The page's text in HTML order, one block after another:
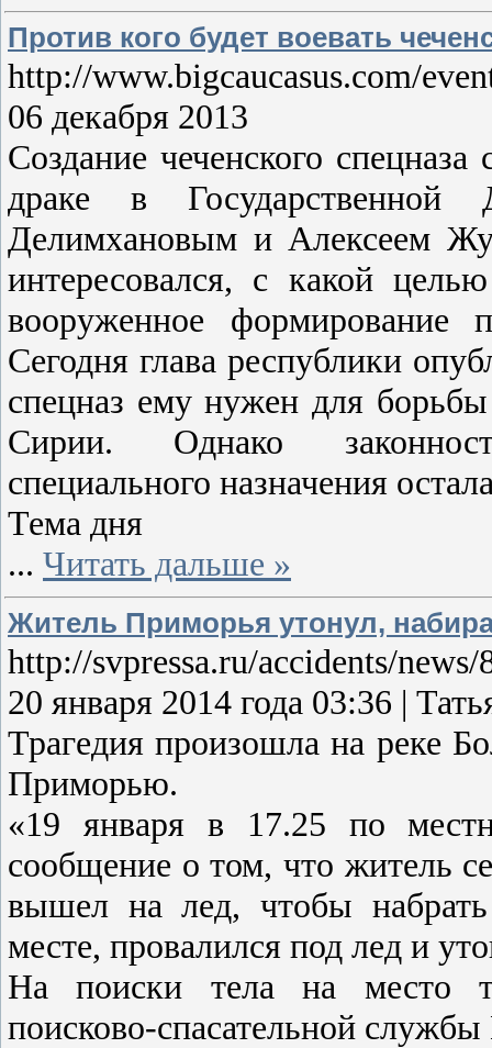
Против кого будет воевать
http://www.bigcaucasus.com/
06 декабря 2013
Создание чеченского спецназа
драке в
Делимхановым и Алексеем
интересовался, с какой
вооруженное
Сегодня глава республики
спецназ ему нужен для
Сирии. Однако
специального назначения
Тема дня
... Читать дальше »
Житель Приморья утонул,
http://svpressa.ru/accidents/news/
20 января 2014 года 03:36 |
Трагедия произошла на реке
Приморью.
«19 января в 17.25 по
сообщение о том, что житель
вышел на лед, чтобы
месте, провалился под лед и
На поиски тела на место
поисково-спасательной